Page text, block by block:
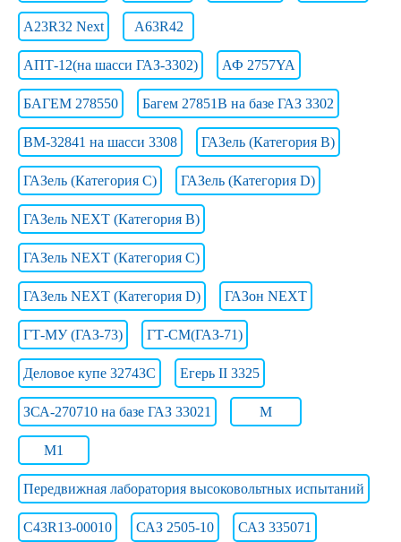
А23R32 Next А63R42
АПТ-12(на шасси ГАЗ-3302) АФ 2757YA
БАГЕМ 278550 Багем 27851В на базе ГАЗ 3302
ВМ-32841 на шасси 3308 ГАЗель (Категория B)
ГАЗель (Категория C) ГАЗель (Категория D)
ГАЗель NEXT (Категория B)
ГАЗель NEXT (Категория C)
ГАЗель NEXT (Категория D) ГАЗон NEXT
ГТ-МУ (ГАЗ-73) ГТ-СМ(ГАЗ-71)
Деловое купе 32743С Егерь II 3325
ЗСА-270710 на базе ГАЗ 33021 М
М1
Передвижная лаборатория высоковольтных испытаний
С43R13-00010 САЗ 2505-10 САЗ 335071